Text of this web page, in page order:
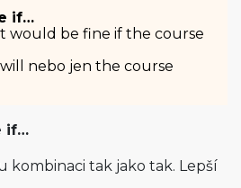
if…
would be fine if the course
nebo jen the course
if…
kombinaci tak jako tak. Lepší